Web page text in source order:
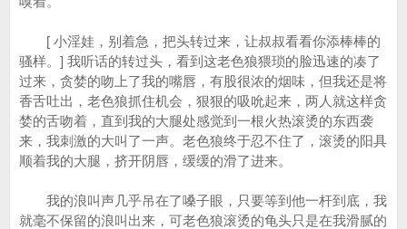
[ 小淫娃，别着急，把头转过来，让叔叔看看你添棒棒的
骚样。] 我听话的转过头，看到这老色狼猥琐的脸迅速的凑了
过来，贪婪的吻上了我的嘴唇，有股很浓的烟味，但我还是将
香舌吐出，老色狼抓住机会，狠狠的吸吮起来，两人就这样贪
婪的舌吻着，直到我的大腿处感觉到一根火热滚烫的东西袭
来，我刺激的大叫了一声。老色狼终于忍不住了，滚烫的阳具
顺着我的大腿，挤开阴唇，缓缓的滑了进来。
我的浪叫声几乎吊在了嗓子眼，只要等到他一杆到底，我
就毫不保留的浪叫出来，可老色狼滚烫的龟头只是在我滑腻的